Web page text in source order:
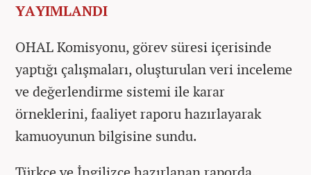
YAYIMLANDI
OHAL Komisyonu, görev süresi içerisinde
yaptığı çalışmaları, oluşturulan veri inceleme
ve değerlendirme sistemi ile karar
örneklerini, faaliyet raporu hazırlayarak
kamuoyunun bilgisine sundu.